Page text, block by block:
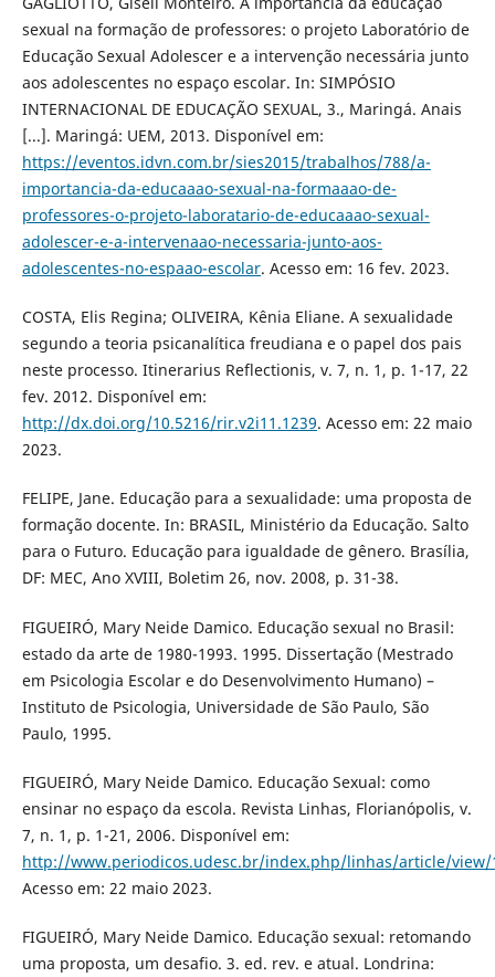
sexual na formação de professores: o projeto Laboratório de
Educação Sexual Adolescer e a intervenção necessária junto
aos adolescentes no espaço escolar. In: SIMPÓSIO
INTERNACIONAL DE EDUCAÇÃO SEXUAL, 3., Maringá. Anais
[...]. Maringá: UEM, 2013. Disponível em:
https://eventos.idvn.com.br/sies2015/trabalhos/788/a-
importancia-da-educaaao-sexual-na-formaaao-de-
professores-o-projeto-laboratario-de-educaaao-sexual-
adolescer-e-a-intervenaao-necessaria-junto-aos-
adolescentes-no-espaao-escolar. Acesso em: 16 fev. 2023.
COSTA, Elis Regina; OLIVEIRA, Kênia Eliane. A sexualidade
segundo a teoria psicanalítica freudiana e o papel dos pais
neste processo. Itinerarius Reflectionis, v. 7, n. 1, p. 1-17, 22
fev. 2012. Disponível em:
http://dx.doi.org/10.5216/rir.v2i11.1239. Acesso em: 22 maio
2023.
FELIPE, Jane. Educação para a sexualidade: uma proposta de
formação docente. In: BRASIL, Ministério da Educação. Salto
para o Futuro. Educação para igualdade de gênero. Brasília,
DF: MEC, Ano XVIII, Boletim 26, nov. 2008, p. 31-38.
FIGUEIRÓ, Mary Neide Damico. Educação sexual no Brasil:
estado da arte de 1980-1993. 1995. Dissertação (Mestrado
em Psicologia Escolar e do Desenvolvimento Humano) –
Instituto de Psicologia, Universidade de São Paulo, São
Paulo, 1995.
FIGUEIRÓ, Mary Neide Damico. Educação Sexual: como
ensinar no espaço da escola. Revista Linhas, Florianópolis, v.
7, n. 1, p. 1-21, 2006. Disponível em:
http://www.periodicos.udesc.br/index.php/linhas/article/view/
Acesso em: 22 maio 2023.
FIGUEIRÓ, Mary Neide Damico. Educação sexual: retomando
uma proposta, um desafio. 3. ed. rev. e atual. Londrina: